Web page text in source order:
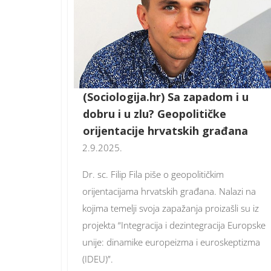
(Sociologija.hr) Sa zapadom i u
dobru i u zlu? Geopolitičke
orijentacije hrvatskih građana
2.9.2025.
Dr. sc. Filip Fila piše o geopolitičkim
orijentacijama hrvatskih građana. Nalazi na
kojima temelji svoja zapažanja proizašli su iz
projekta “Integracija i dezintegracija Europske
unije: dinamike europeizma i euroskeptizma
(IDEU)”.